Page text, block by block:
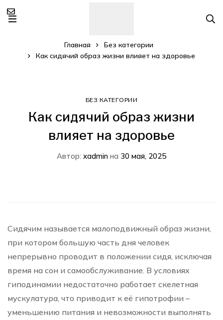
Главная
Без категории
Как сидячий образ жизни влияет на здоровье
БЕЗ КАТЕГОРИИ
Как сидячий образ жизни
влияет на здоровье
Автор: xadmin на 30 мая, 2025
Сидячим называется малоподвижный образ жизни,
при котором большую часть дня человек
непрерывно проводит в положении сидя, исключая
время на сон и самообслуживание. В условиях
гиподинамии недостаточно работает скелетная
мускулатура, что приводит к её гипотрофии –
уменьшению питания и невозможности выполнять